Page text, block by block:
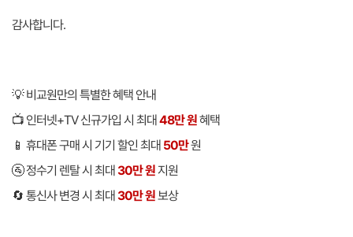
감사합니다.
💡 비교원만의 특별한 혜택 안내
📺 인터넷+TV 신규가입 시 최대48만 원혜택
📱 휴대폰 구매 시 기기 할인 최대 50만원
🚰 정수기 렌탈 시 최대 30만 원지원
🔄 통신사 변경 시 최대 30만 원보상